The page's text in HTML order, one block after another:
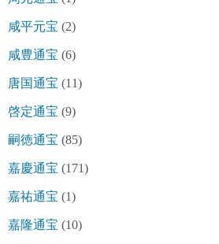
咸平元宝 (2)
咸豊通宝 (6)
唐国通宝 (11)
啓定通宝 (9)
嗣徳通宝 (85)
嘉慶通宝 (171)
嘉祐通宝 (1)
嘉隆通宝 (10)